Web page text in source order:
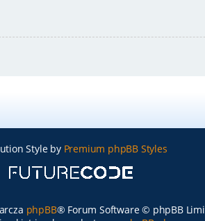
Style by Premium phpBB Styles
phpBB® Forum Software © phpBB